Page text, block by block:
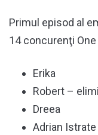
Primul episod al
14 concurenţi
Erika
Robert –
Dreea
Adrian Istrate